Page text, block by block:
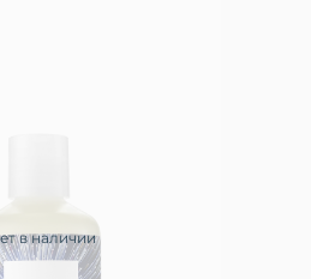
в наличии